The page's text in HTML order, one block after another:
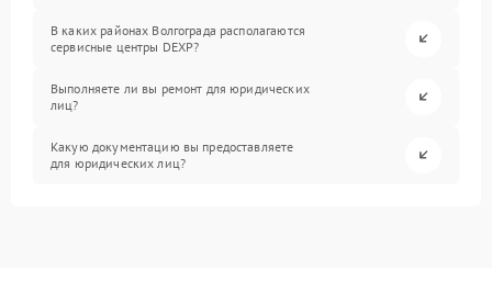
В каких районах Волгограда располагаются
сервисные центры DEXP?
Выполняете ли вы ремонт для юридических
лиц?
Какую документацию вы предоставляете
для юридических лиц?